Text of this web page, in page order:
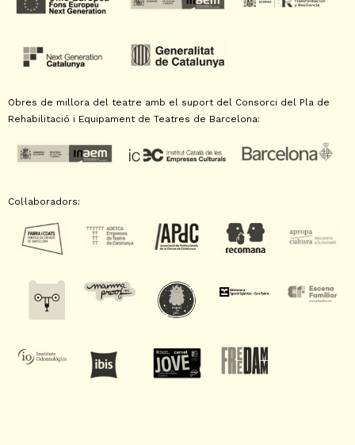
Obres de millora del teatre amb el suport del Consorci del Pla de
Rehabilitació i Equipament de Teatres de Barcelona:
Col·laboradors: